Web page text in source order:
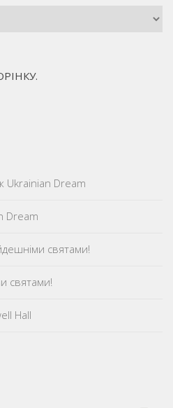
Ukrainian Dream
Dream
святами!
святами!
Hall